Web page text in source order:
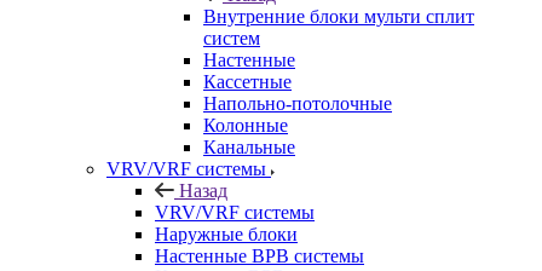
Внутренние блоки мульти сплит
систем
Настенные
Кассетные
Напольно-потолочные
Колонные
Канальные
VRV/VRF системы
Назад
VRV/VRF системы
Наружные блоки
Настенные ВРВ системы